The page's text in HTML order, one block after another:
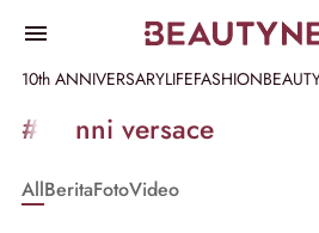
10th ANNIVERSARYLIFEFASHION
Informasi
[GET_DATA_TITLE]
#gianni versace
AllBeritaFotoVideo